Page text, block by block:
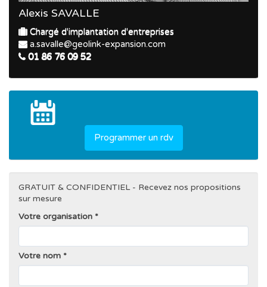
Alexis SAVALLE
Chargé d'implantation d'entreprises
a.savalle@geolink-expansion.com
01 86 76 09 52
Programmer un rdv
GRATUIT & CONFIDENTIEL - Recevez nos propositions
sur mesure
Votre organisation
Votre nom